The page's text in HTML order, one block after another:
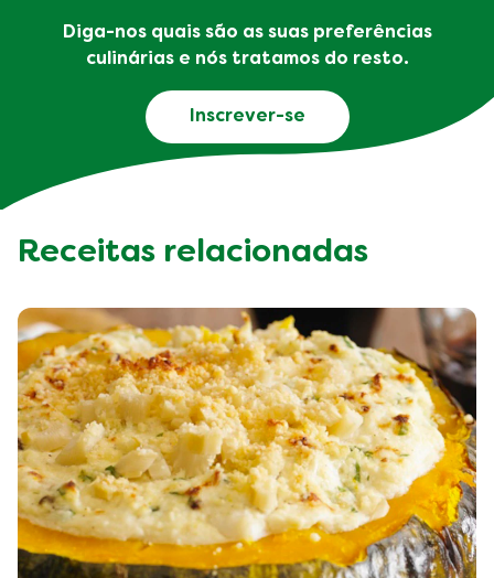
Diga-nos quais são as suas preferências
culinárias e nós tratamos do resto.
Inscrever-se
Receitas relacionadas